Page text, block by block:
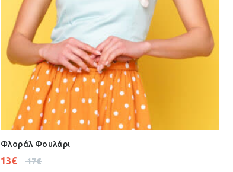
Φλοράλ Φουλάρι
17€
13€